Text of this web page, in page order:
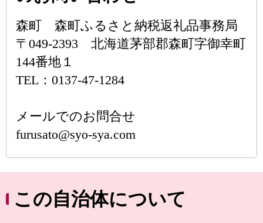
森町 森町ふるさと納税返礼品事務局
〒049-2393 北海道茅部郡森町字御幸町
144番地１
TEL：0137-47-1284
メールでのお問合せ
furusato@syo-sya.com
この自治体について